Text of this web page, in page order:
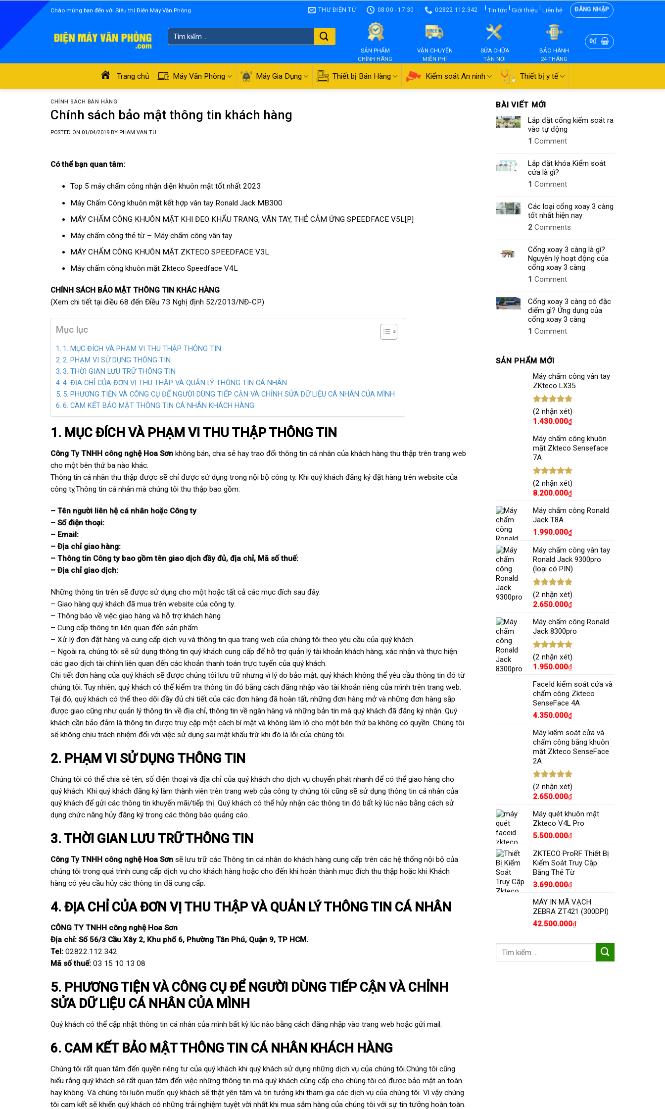
content
Chào mừng bạn đến với Siêu thị Điện Máy Văn Phòng THƯ ĐIỆN TỬ 08:00 - 17:30 02822.112.342 |Tin tức | Giới thiệu | Liên hệ ĐĂNG NHẬP
Tìm
kiếm:
SẢN PHẨM
CHÍNH HÃNG
VẬN CHUYỂN
MIỄN PHÍ
SỬA CHỮA
TẬN NƠI
BẢO HÀNH
24 THÁNG
0₫
Trang chủ Máy Văn Phòng Máy Gia Dụng Thiết bị Bán Hàng Kiểm soát An ninh Thiết bị y tế
CHÍNH SÁCH BÁN HÀNG
Chính sách bảo mật thông tin khách hàng
POSTED ON 01/04/2019 BY PHAM VAN TU
Có thể bạn quan tâm:
Top 5 máy chấm công nhận diện khuôn mặt tốt nhất 2023
Máy Chấm Công khuôn mặt kết hợp vân tay Ronald Jack MB300
MÁY CHẤM CÔNG KHUÔN MẶT KHI ĐEO KHẨU TRANG, VÂN TAY, THẺ CẢM ỨNG SPEEDFACE V5L[P]
Máy chấm công thẻ từ– Máy chấm công vân tay
MÁY CHẤM CÔNG KHUÔN MẶT ZKTECO SPEEDFACE V3L
Máy chấm công khuôn mặt Zkteco Speedface V4L
CHÍNH SÁCH BẢO MẬT THÔNG TIN KHÁC HÀNG
(Xem chi tiết tại điều 68 đến Điều 73 Nghị định 52/2013/NĐ-CP)
Mục lục
1. MỤC ĐÍCH VÀ PHẠM VI THU THẬP THÔNG TIN
2. PHẠM VI SỬ DỤNG THÔNG TIN
3. THỜI GIAN LƯU TRỮ THÔNG TIN
4. ĐỊA CHỈ CỦA ĐƠN VỊ THU THẬP VÀ QUẢN LÝ THÔNG TIN CÁ NHÂN
5. PHƯƠNG TIỆN VÀ CÔNG CỤ ĐỂ NGƯỜI DÙNG TIẾP CẬN VÀ CHỈNH SỬA DỮ LIỆU CÁ NHÂN CỦA MÌNH
6. CAM KẾT BẢO MẬT THÔNG TIN CÁ NHÂN KHÁCH HÀNG
1. MỤC ĐÍCH VÀ PHẠM VI THU THẬP THÔNG TIN
Công Ty TNHH công nghệ Hoa Sơn không bán, chia sẻ hay trao đổi thông tin cá nhân của khách hàng thu thập trên trang web
cho một bên thứ ba nào khác.
Thông tin cá nhân thu thập được sẽ chỉ được sử dụng trong nội bộ công ty. Khi quý khách đăng ký đặt hàng trên website của
công ty,Thông tin cá nhân mà chúng tôi thu thập bao gồm:
– Tên người liên hệ cá nhân hoặc Công ty
– Số điện thoại:
– Email:
– Địa chỉ giao hàng:
– Thông tin Công ty bao gồm tên giao dịch đầy đủ, địa chỉ, Mã số thuế:
– Địa chỉ giao dịch:
Những thông tin trên sẽ được sử dụng cho một hoặc tất cả các mục đích sau đây:
– Giao hàng quý khách đã mua trên website của công ty.
– Thông báo về việc giao hàng và hỗ trợ khách hàng
– Cung cấp thông tin liên quan đến sản phẩm
– Xử lý đơn đặt hàng và cung cấp dịch vụ và thông tin qua trang web của chúng tôi theo yêu cầu của quý khách
– Ngoài ra, chúng tôi sẽ sử dụng thông tin quý khách cung cấp để hỗ trợ quản lý tài khoản khách hàng; xác nhận và thực hiện
các giao dịch tài chính liên quan đến các khoản thanh toán trực tuyến của quý khách.
Chi tiết đơn hàng của quý khách sẽ được chúng tôi lưu trữ nhưng vì lý do bảo mật, quý khách không thể yêu cầu thông tin đó từ
chúng tôi. Tuy nhiên, quý khách có thể kiểm tra thông tin đó bằng cách đăng nhập vào tài khoản riêng của mình trên trang web.
Tại đó, quý khách có thể theo dõi đầy đủ chi tiết của các đơn hàng đã hoàn tất, những đơn hàng mở và những đơn hàng sắp
được giao cũng như quản lý thông tin về địa chỉ, thông tin về ngân hàng và những bản tin mà quý khách đã đăng ký nhận. Quý
khách cần bảo đảm là thông tin được truy cập một cách bí mật và không làm lộ cho một bên thứ ba không có quyền. Chúng tôi
sẽ không chịu trách nhiệm đối với việc sử dụng sai mật khẩu trừ khi đó là lỗi của chúng tôi.
2. PHẠM VI SỬ DỤNG THÔNG TIN
Chúng tôi có thể chia sẻ tên, số điện thoại và địa chỉ của quý khách cho dịch vụ chuyển phát nhanh để có thể giao hàng cho
quý khách. Khi quý khách đăng ký làm thành viên trên trang web của công ty chúng tôi cũng sẽ sử dụng thông tin cá nhân của
quý khách để gửi các thông tin khuyến mãi/tiếp thị. Quý khách có thể hủy nhận các thông tin đó bất kỳ lúc nào bằng cách sử
dụng chức năng hủy đăng ký trong các thông báo quảng cáo.
3. THỜI GIAN LƯU TRỮ THÔNG TIN
Công Ty TNHH công nghệ Hoa Sơn sẽ lưu trữ các Thông tin cá nhân do khách hàng cung cấp trên các hệ thống nội bộ của
chúng tôi trong quá trình cung cấp dịch vụ cho khách hàng hoặc cho đến khi hoàn thành mục đích thu thập hoặc khi Khách
hàng có yêu cầu hủy các thông tin đã cung cấp.
4. ĐỊA CHỈ CỦA ĐƠN VỊ THU THẬP VÀ QUẢN LÝ THÔNG TIN CÁ NHÂN
CÔNG TY TNHH công nghệ Hoa Sơn
Địa chỉ: Số 56/3 Cầu Xây 2, Khu phố 6, Phường Tân Phú, Quận 9, TP HCM.
Tel: 02822.112.342
Mã số thuế: 03 15 10 13 08
5. PHƯƠNG TIỆN VÀ CÔNG CỤ ĐỂ NGƯỜI DÙNG TIẾP CẬN VÀ CHỈNH
SỬA DỮ LIỆU CÁ NHÂN CỦA MÌNH
Quý khách có thể cập nhật thông tin cá nhân của mình bất kỳ lúc nào bằng cách đăng nhập vào trang web hoặc gửi mail.
6. CAM KẾT BẢO MẬT THÔNG TIN CÁ NHÂN KHÁCH HÀNG
Chúng tôi rất quan tâm đến quyền riêng tư của quý khách khi quý khách sử dụng những dịch vụ của chúng tôi.Chúng tôi cũng
hiểu rằng quý khách sẽ rất quan tâm đến việc những thông tin mà quý khách cũng cấp cho chúng tôi có được bảo mật an toàn
hay không. Và chúng tôi luôn muốn quý khách sẽ thật yên tâm và tin tưởng khi tham gia các dịch vụ của chúng tôi. Vì vậy chúng
tôi cam kết sẽ khiến quý khách có những trải nghiệm tuyệt vời nhất khi mua sắm hàng của chúng tôi với sự tin tưởng hoàn toàn.
BÀI VIẾT MỚI
Lắp đặt cổng kiểm soát ra
vào tự động
1 Comment
Lắp đặt khóa Kiểm soát
cửa là gì?
1 Comment
Các loại cổng xoay 3 càng
tốt nhất hiện nay
2 Comments
Cổng xoay 3 càng là gì?
Nguyên lý hoạt động của
cổng xoay 3 càng
1 Comment
Cổng xoay 3 càng có đặc
điểm gì? Ứng dụng của
cổng xoay 3 càng
1 Comment
SẢN PHẨM MỚI
Máy chấm công vân tay
ZKteco LX35
Được xếp
hạng5.00
5 sao
(2 nhận xét)
1.430.000₫
Máy chấm công khuôn
mặt Zkteco Senseface
7A
Được xếp
hạng5.00
5 sao
(2 nhận xét)
8.200.000₫
Máy chấm công Ronald
Jack T8A
1.990.000₫
Máy chấm công vân tay
Ronald Jack 9300pro
(loại có PIN)
Được xếp
hạng5.00
5 sao
(2 nhận xét)
2.650.000₫
Máy chấm công Ronald
Jack 8300pro
Được xếp
hạng5.00
5 sao
(2 nhận xét)
1.950.000₫
FaceId kiểm soát cửa và
chấm công Zkteco
SenseFace 4A
4.350.000₫
Máy kiểm soát cửa và
chấm công bằng khuôn
mặt Zkteco SenseFace
2A
Được xếp
hạng5.00
5 sao
(2 nhận xét)
2.650.000₫
Máy quét khuôn mặt
Zkteco V4L Pro
5.500.000₫
ZKTECO ProRF Thiết Bị
Kiểm Soát Truy Cập
Bằng Thẻ Từ
3.690.000₫
MÁY IN MÃ VẠCH
ZEBRA ZT421 (300DPI)
42.500.000₫
Tìm